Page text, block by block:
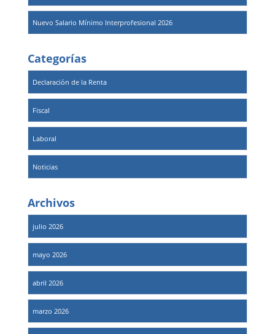
Nuevo Salario Mínimo Interprofesional 2026
Categorías
Declaración de la Renta
Fiscal
Laboral
Noticias
Archivos
julio 2026
mayo 2026
abril 2026
marzo 2026